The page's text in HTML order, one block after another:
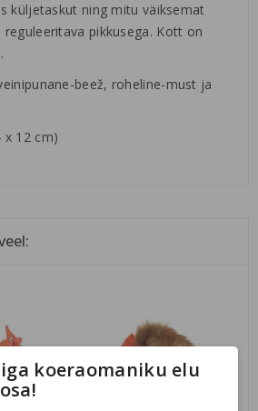
küljetaskut ning mitu väiksemat
pikkusega. Kott on
beež, roheline-must ja
x 12 cm)
koeraomaniku elu